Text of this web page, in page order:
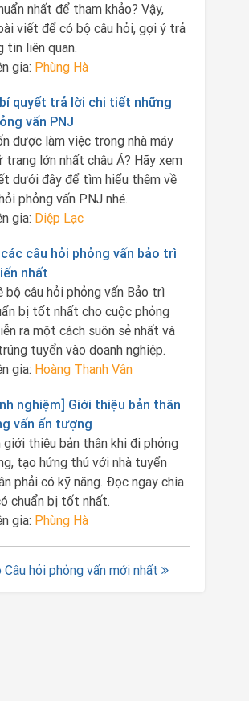
nhất để tham khảo? Vậy,
viết để có bộ câu hỏi, gợi ý trả
tin liên quan.
gia: Phùng Hà
quyết trả lời chi tiết những
vấn PNJ
được làm việc trong nhà máy
trang lớn nhất châu Á? Hãy xem
dưới đây để tìm hiểu thêm về
phỏng vấn PNJ nhé.
gia: Diệp Lạc
câu hỏi phỏng vấn bảo trì
nhất
bộ câu hỏi phỏng vấn Bảo trì
bị tốt nhất cho cuộc phỏng
ra một cách suôn sẻ nhất và
tuyển vào doanh nghiệp.
gia: Hoàng Thanh Vân
nghiệm] Giới thiệu bản thân
vấn ấn tượng
giới thiệu bản thân khi đi phỏng
tạo hứng thú với nhà tuyển
phải có kỹ năng. Đọc ngay chia
chuẩn bị tốt nhất.
gia: Phùng Hà
Câu hỏi phỏng vấn mới nhất